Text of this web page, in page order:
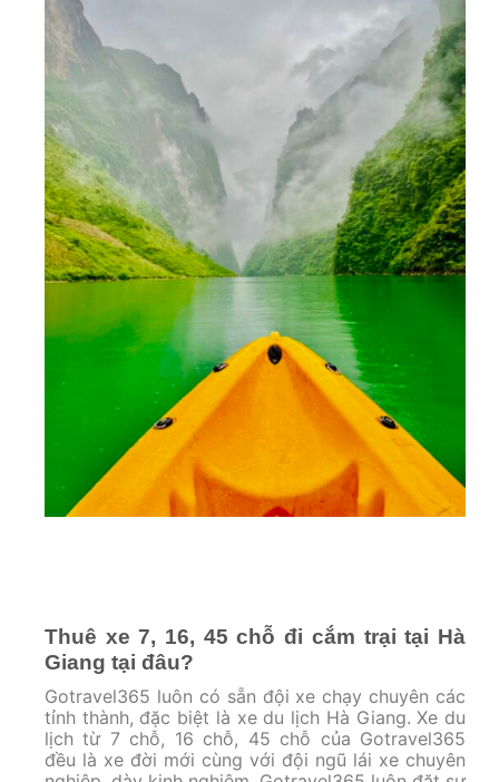
Thuê xe 7, 16, 45 chỗ đi cắm trại tại Hà
Giang tại đâu?
Gotravel365 luôn có sẵn đội xe chạy chuyên các
tỉnh thành, đặc biệt là xe du lịch Hà Giang. Xe du
lịch từ 7 chỗ, 16 chỗ, 45 chỗ của Gotravel365
đều là xe đời mới cùng với đội ngũ lái xe chuyên